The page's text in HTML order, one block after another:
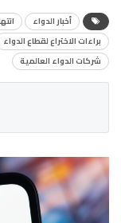
أخبار الدواء
براءات الاختراع لقطاع الدواء
شركات الدواء العالمية